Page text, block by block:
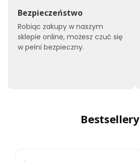
Bezpieczeństwo
Robiąc zakupy w naszym
sklepie online, możesz czuć się
w pełni bezpieczny.
Bestsellery